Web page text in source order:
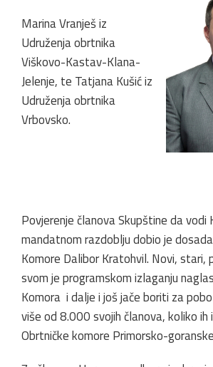
Marina Vranješ iz
Udruženja obrtnika
Viškovo-Kastav-Klana-
Jelenje, te Tatjana Kušić iz
Udruženja obrtnika
Vrbovsko.
Povjerenje članova Skupštine da vodi
mandatnom razdoblju dobio je
Komore Dalibor Kratohvil. Novi, stari,
svom je programskom izlaganju
Komora i dalje i još jače boriti za
više od 8.000 svojih članova, koliko ih
Obrtničke komore Primorsko-